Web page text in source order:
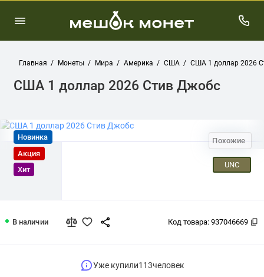
Главная Монеты Мира Америка США США 1 доллар 2026
США 1 доллар 2026 Стив Джобс
Похожие
UNC
Новинка
Акция
Хит
В наличии Код товара: 937046669
Уже купили113человек